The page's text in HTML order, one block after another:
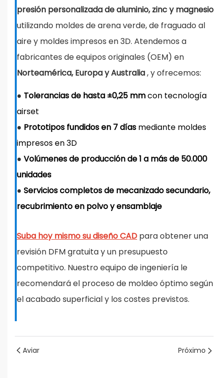
presión personalizada de aluminio, zinc y magnesio
utilizando moldes de arena verde, de fraguado al
aire y moldes impresos en 3D. Atendemos a
fabricantes de equipos originales (OEM) en
Norteamérica, Europa y Australia, y ofrecemos:
● Tolerancias de hasta ±0,25 mmcon tecnología
airset
● Prototipos fundidos en 7 días mediante moldes
impresos en 3D
● Volúmenes de producción de 1 a más de 50.000
unidades
● Servicios completos de mecanizado secundario,
recubrimiento en polvo y ensamblaje
Suba hoy mismo su diseño CAD para obtener una
revisión DFM gratuita y un presupuesto
competitivo. Nuestro equipo de ingeniería le
recomendará el proceso de moldeo óptimo según
el acabado superficial y los costes previstos.
Aviar Próximo